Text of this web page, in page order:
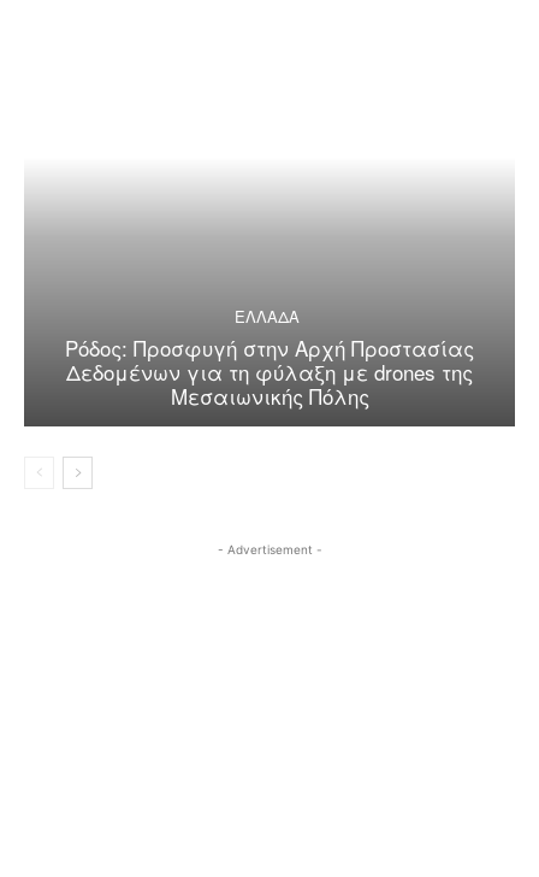
ΕΛΛΑΔΑ
Ρόδος: Προσφυγή στην Αρχή Προστασίας
Δεδομένων για τη φύλαξη με drones της
Μεσαιωνικής Πόλης
- Advertisement -